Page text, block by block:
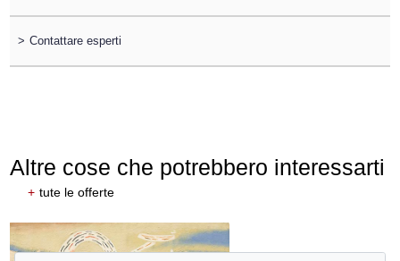
> Contattare esperti
Altre cose che potrebbero interessarti
+ tute le offerte